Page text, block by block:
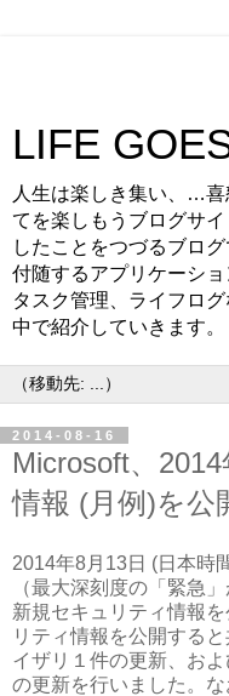
LIFE
人生は楽しき集い、…
てを楽しもうブログサ
したことをつづるブロ
付随するアプリケーシ
タスク管理、ライフロ
中で紹介していきます。
2014-08-16
Microsoft、
情報 (月例)を公
2014年8月13日 (日本時
（最大深刻度の「緊急
新規セキュリティ情報
リティ情報を公開する
イザリ１件の更新、お
の更新を行いました。